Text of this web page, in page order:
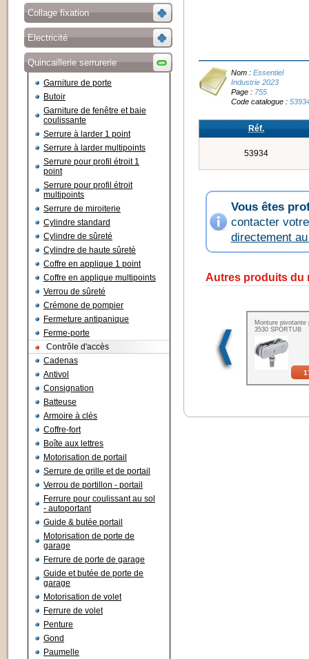
Collage fixation
Electricité
Quincaillerie serrurerie
Garniture de porte
Butoir
Garniture de fenêtre et baie
coulissante
Serrure à larder 1 point
Serrure à larder multipoints
Serrure pour profil étroit 1
point
Serrure pour profil étroit
multipoints
Serrure de miroiterie
Cylindre standard
Cylindre de sûreté
Cylindre de haute sûreté
Coffre en applique 1 point
Coffre en applique multipoints
Verrou de sûreté
Crémone de pompier
Fermeture antipanique
Ferme-porte
Contrôle d'accès
Cadenas
Antivol
Consignation
Batteuse
Armoire à clés
Coffre-fort
Boîte aux lettres
Motorisation de portail
Serrure de grille et de portail
Verrou de portillon - portail
Ferrure pour coulissant au sol
- autoportant
Guide & butée portail
Motorisation de porte de
garage
Ferrure de porte de garage
Guide et butée de porte de
garage
Motorisation de volet
Ferrure de volet
Penture
Gond
Paumelle
Nom :Essentiel
Industrie 2023
Page :755
Code catalogue :
Réf.
53934
Vous êtes
contacter
directement
Autres produits du
Monture pivotante
3530 SPORTUB